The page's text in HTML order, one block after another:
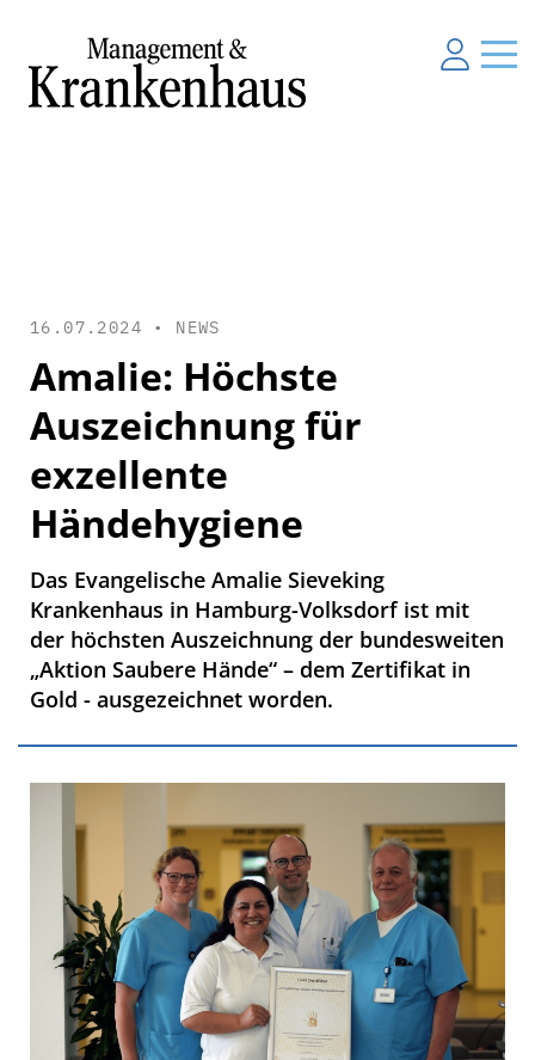
16.07.2024 • NEWS
Amalie: Höchste
Auszeichnung für
exzellente
Händehygiene
Das Evangelische Amalie Sieveking
Krankenhaus in Hamburg-Volksdorf ist mit
der höchsten Auszeichnung der bundesweiten
„Aktion Saubere Hände“ – dem Zertifikat in
Gold - ausgezeichnet worden.